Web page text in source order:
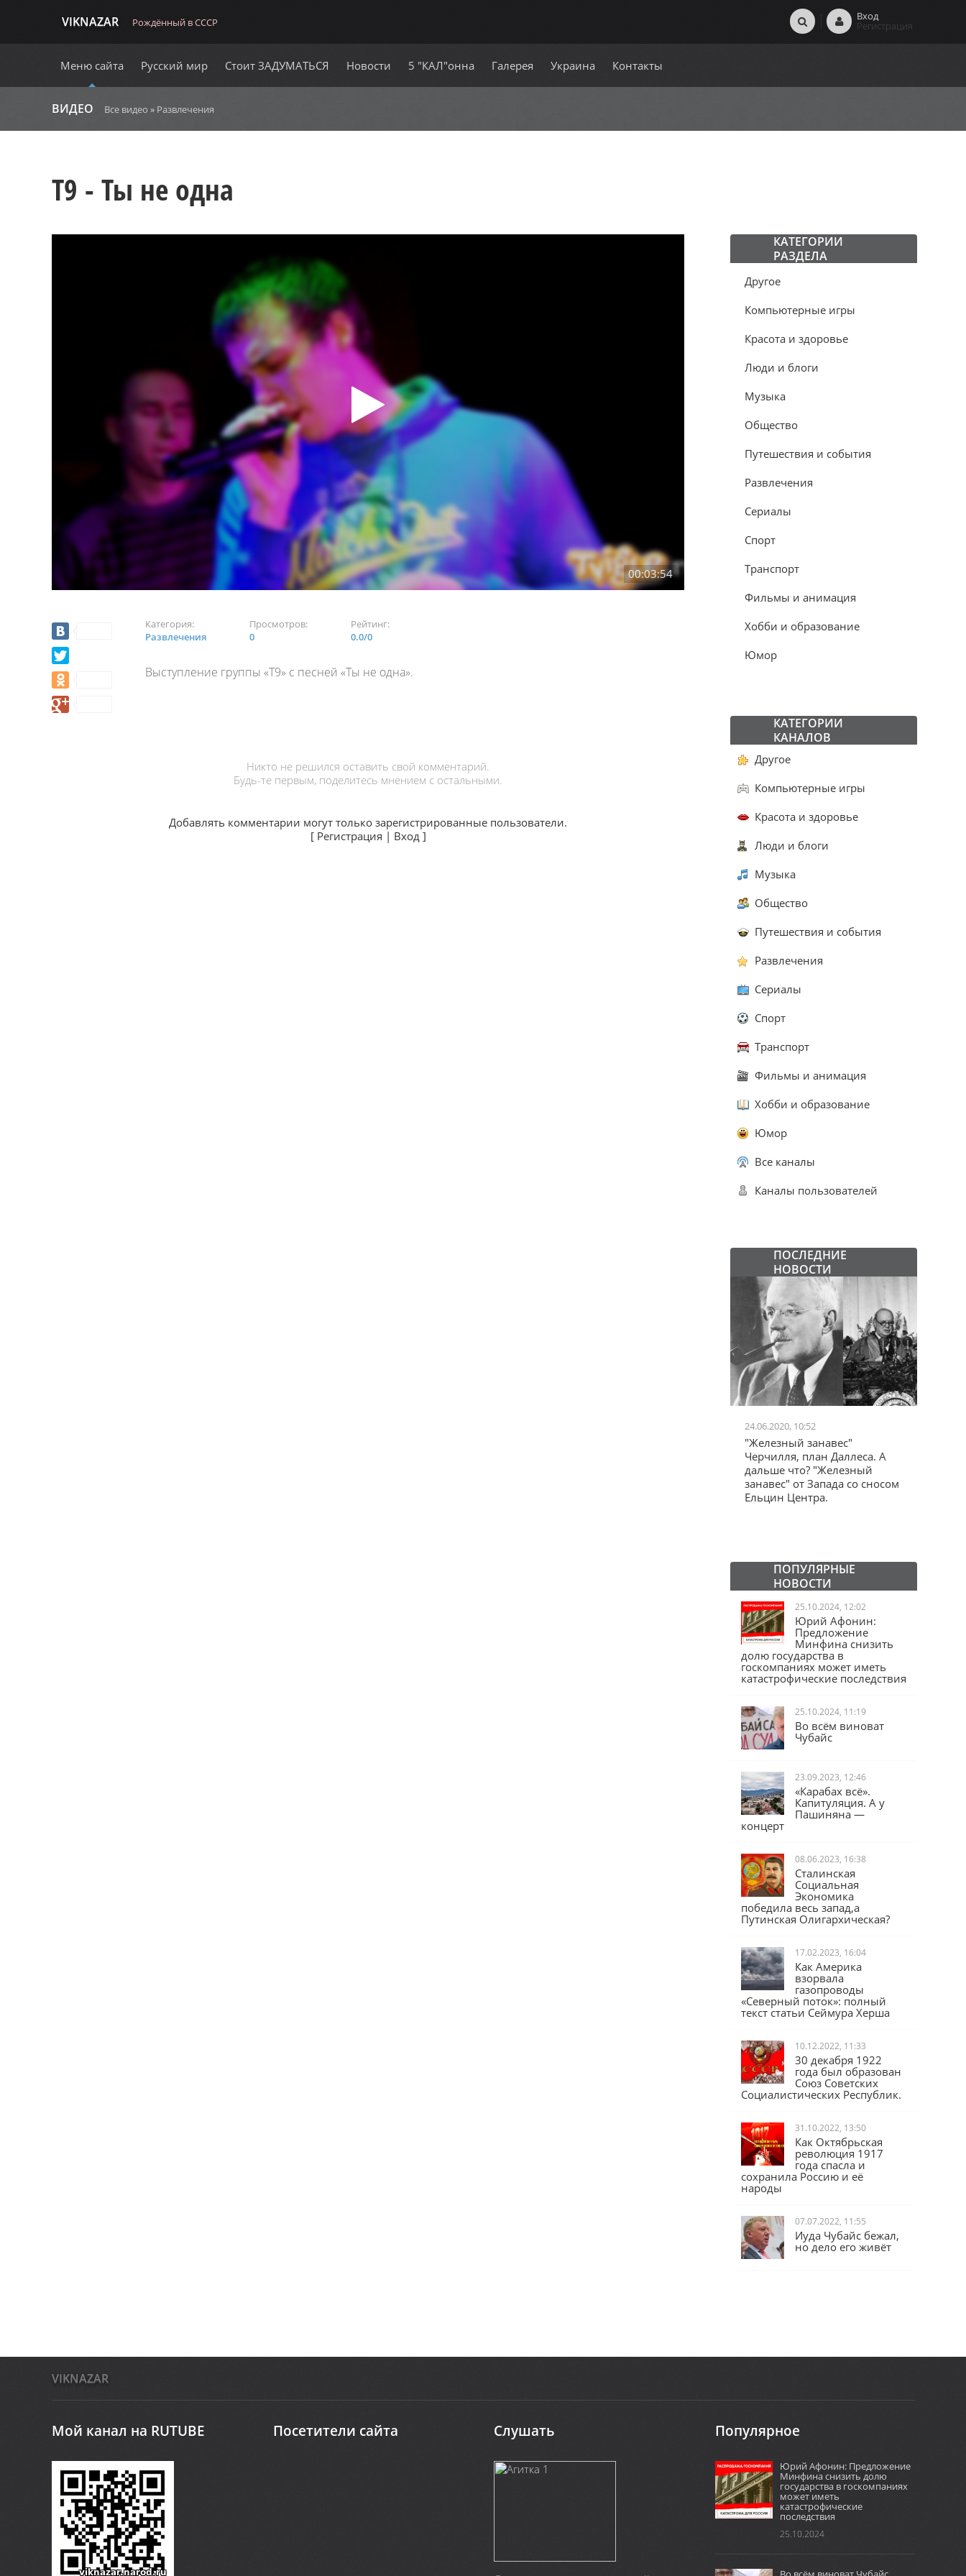
VIKNAZAR Рождённый в СССР Вход
Регистрация
Меню сайта Русский мир Стоит ЗАДУМАТЬСЯ Новости 5 "КАЛ"онна Галерея Украина Контакты
ВИДЕО Все видео » Развлечения
Т9 - Ты не одна
00:03:54
Категория:
Развлечения
Просмотров:
0
Рейтинг:
0.0/0
Выступление группы «Т9» с песней «Ты не одна».
Никто не решился оставить свой комментарий.
Будь-те первым, поделитесь мнением с остальными.
Добавлять комментарии могут только зарегистрированные пользователи.
[ Регистрация | Вход]
КАТЕГОРИИ
РАЗДЕЛА
Другое
Компьютерные игры
Красота и здоровье
Люди и блоги
Музыка
Общество
Путешествия и события
Развлечения
Сериалы
Спорт
Транспорт
Фильмы и анимация
Хобби и образование
Юмор
КАТЕГОРИИ
КАНАЛОВ
Другое
Компьютерные игры
Красота и здоровье
Люди и блоги
Музыка
Общество
Путешествия и события
Развлечения
Сериалы
Спорт
Транспорт
Фильмы и анимация
Хобби и образование
Юмор
Все каналы
Каналы пользователей
ПОСЛЕДНИЕ
НОВОСТИ
24.06.2020, 10:52
"Железный занавес"
Черчилля, план Даллеса. А
дальше что? "Железный
занавес" от Запада со сносом
Ельцин Центра.
ПОПУЛЯРНЫЕ
НОВОСТИ
25.10.2024, 12:02
Юрий Афонин:
Предложение
Минфина снизить
долю государства в
госкомпаниях может иметь
катастрофические последствия
25.10.2024, 11:19
Во всём виноват
Чубайс
23.09.2023, 12:46
«Карабах всё».
Капитуляция. А у
Пашиняна —
концерт
08.06.2023, 16:38
Сталинская
Социальная
Экономика
победила весь запад,а
Путинская Олигархическая?
17.02.2023, 16:04
Как Америка
взорвала
газопроводы
«Северный поток»: полный
текст статьи Сеймура Херша
10.12.2022, 11:33
30 декабря 1922
года был образован
Союз Советских
Социалистических Республик.
31.10.2022, 13:50
Как Октябрьская
революция 1917
года спасла и
сохранила Россию и её
народы
07.07.2022, 11:55
Иуда Чубайс бежал,
но дело его живёт
VIKNAZAR
Мой канал на RUTUBE Посетители сайта Слушать Популярное
Юрий Афонин: Предложение
Минфина снизить долю
государства в госкомпаниях
может иметь
катастрофические
последствия
25.10.2024